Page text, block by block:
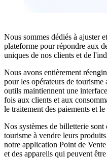
Nous sommes dédiés à ajuster
plateforme pour répondre aux
uniques de nos clients et de
Nous avons entièrement
pour les opérateurs de
outils maintiennent une
fois aux clients et aux
le traitement des paiements et
Nos systèmes de billetterie
tourisme à vendre leurs
notre application Point de
et des appareils qui peuvent